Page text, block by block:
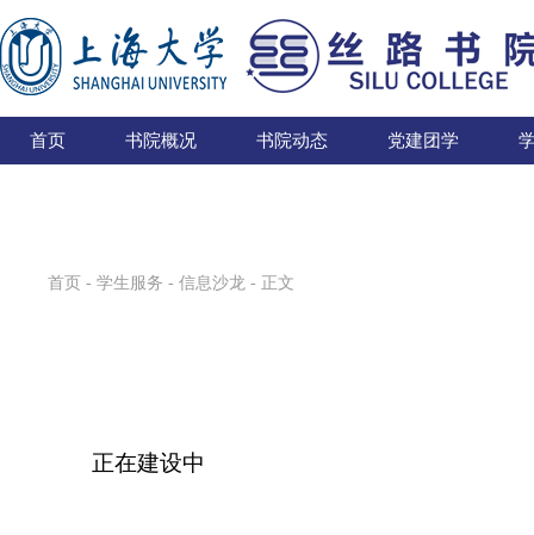
首页 书院概况 书院动态 党建团学
首页 - 学生服务 - 信息沙龙 - 正文
正在建设中